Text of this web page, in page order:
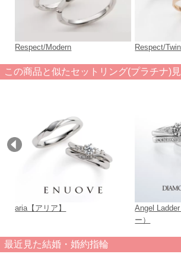
Respect/Modern Respect/
この商品と似たセットリング(プラチナ)
aria【アリア】
Angel
ー）
最近見た結婚・婚約指輪